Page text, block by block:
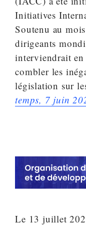
Initiatives
Soutenu au
dirigeants
interviendrait
combler les
législation sur
temps, 7 juin
Le 13 juillet